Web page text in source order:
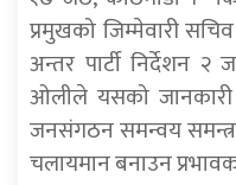
प्रमुखको जिम्मेवारी
अन्तर पार्टी निर्देशन २
ओलीले यसको
जनसंगठन समन्वय
चलायमान बनाउन